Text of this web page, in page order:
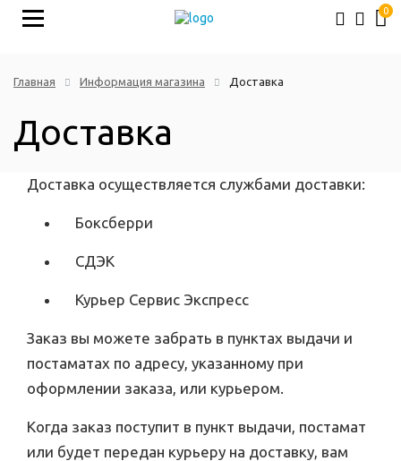
0
Главная Информация магазина Доставка
Доставка
Доставка осуществляется службами доставки:
Боксберри
СДЭК
Курьер Сервис Экспресс
Заказ вы можете забрать в пунктах выдачи и
постаматах по адресу, указанному при
оформлении заказа, или курьером.
Когда заказ поступит в пункт выдачи, постамат
или будет передан курьеру на доставку, вам